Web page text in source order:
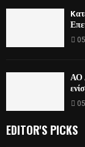
ΑΟ
EDITOR'S PICKS